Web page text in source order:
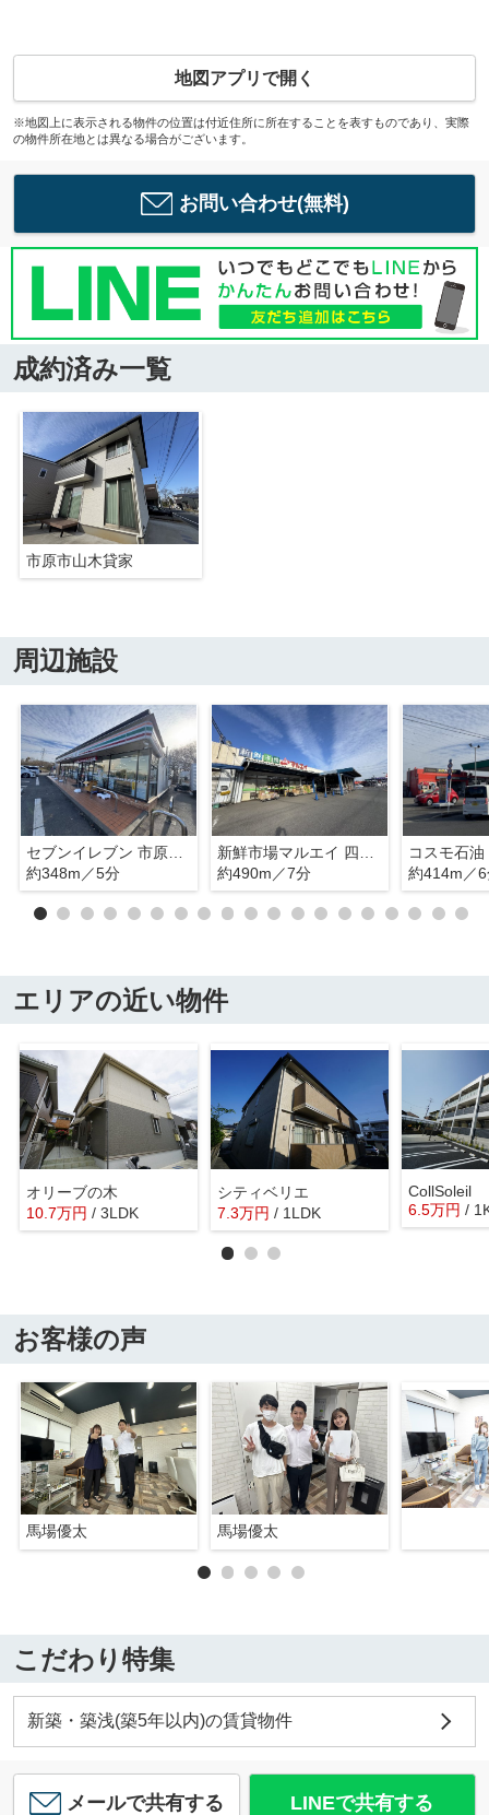
地図アプリで開く
※地図上に表示される物件の位置は付近住所に所在することを表すものであり、実際
の物件所在地とは異なる場合がございます。
お問い合わせ(無料)
成約済み一覧
市原市山木貸家
周辺施設
セブンイレブン 市原四辻店
約348m／5分
新鮮市場マルエイ 四辻店
約490m／7分
約414m／
エリアの近い物件
オリーブの木
10.7万円 / 3LDK
シティベリエ
7.3万円 / 1LDK
CollSoleil
6.5万円 /
お客様の声
馬場優太 馬場優太
こだわり特集
新築・築浅(築5年以内)の賃貸物件
メールで共有する LINEで共有する